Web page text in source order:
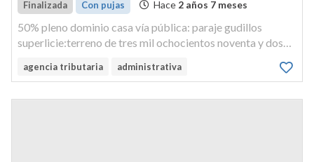
Finalizada Con pujas Hace 2 años 7 meses
50% pleno dominio casa vía pública: paraje gudillos
superlicie:terreno de tres mil ochocientos noventa y dos
superlicie construida de doscientos noventa y ocho
agencia tributaria administrativa